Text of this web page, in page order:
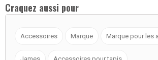
Craquez aussi pour
Accessoires Marque Marque pour les